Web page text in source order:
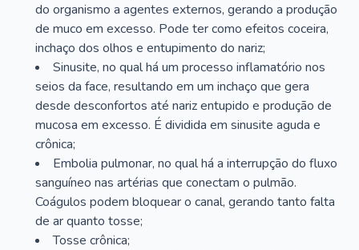
do organismo a agentes externos, gerando a produção
de muco em excesso. Pode ter como efeitos coceira,
inchaço dos olhos e entupimento do nariz;
Sinusite, no qual há um processo inflamatório nos
seios da face, resultando em um inchaço que gera
desde desconfortos até nariz entupido e produção de
mucosa em excesso. É dividida em sinusite aguda e
crônica;
Embolia pulmonar, no qual há a interrupção do fluxo
sanguíneo nas artérias que conectam o pulmão.
Coágulos podem bloquear o canal, gerando tanto falta
de ar quanto tosse;
Tosse crônica;